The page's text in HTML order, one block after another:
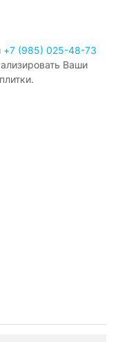
+7 (985) 025-48-73
Ваши